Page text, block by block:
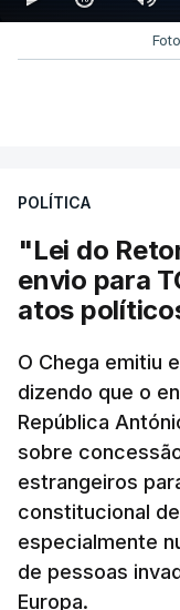
POLÍTICA
"Lei do
envio para
atos
O Chega emitiu
dizendo que o
República
sobre
estrangeiros
constitucional
especialmente
de pessoas
Europa.